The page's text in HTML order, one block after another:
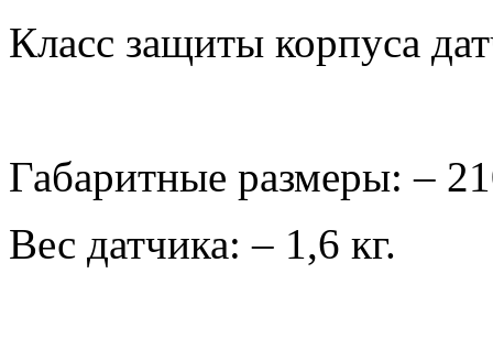
Класс защиты корпуса
Габаритные размеры: –
Вес датчика: – 1,6 кг.